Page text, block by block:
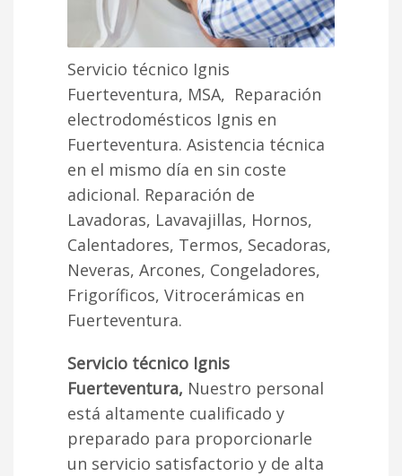
Servicio técnico Ignis
Fuerteventura, MSA, Reparación
electrodomésticos Ignis en
Fuerteventura. Asistencia técnica
en el mismo día en sin coste
adicional. Reparación de
Lavadoras, Lavavajillas, Hornos,
Calentadores, Termos, Secadoras,
Neveras, Arcones, Congeladores,
Frigoríficos, Vitrocerámicas en
Fuerteventura.
Servicio técnico Ignis
Fuerteventura, Nuestro personal
está altamente cualificado y
preparado para proporcionarle
un servicio satisfactorio y de alta